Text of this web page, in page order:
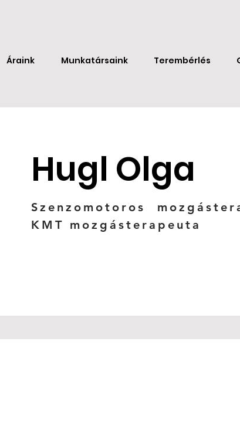
Áraink Munkatársaink Terembérlés
Hugl Olga
Szenzomotoros
KMT mozgásterapeuta